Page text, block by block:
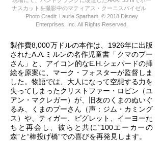
ナスカットを撮影中のマティアス・クーニスバイゼル
Photo Credit: Laurie Sparham. © 2018 Disney
Enterprises, Inc. All Rights Reserved.
製作費8,000万ドルの本作は、1926年に出版
されたA.A.ミルンの名作児童書「クマのプー
さん」と、アイコン的なE.H.シェパードの挿
絵を原案に、マーク・フォスターが監督しま
した。物語では、大人になって空想する力を
失ってしまったクリストファー・ロビン（ユ
アン・マクレガー）が、旧友のくまのぬいぐ
るみ、くまのプーさん（声：ジム・カミング
ス）や、ティガー、ピグレット、イーヨーた
ちと再会し、彼らと共に“100エーカーの
森”と“棒投げ橋”での喜びを再発見します。